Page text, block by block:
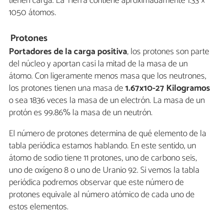
1050 átomos.
Protones
Portadores de la carga positiva, los protones son parte
del núcleo y aportan casi la mitad de la masa de un
átomo. Con ligeramente menos masa que los neutrones,
los protones tienen una masa de1.67x10-27 Kilogramos
o sea 1836 veces la masa de un electrón. La masa de un
protón es 99.86% la masa de un neutrón.
El número de protones determina de qué elemento de la
tabla periódica estamos hablando. En este sentido, un
átomo de sodio tiene 11 protones, uno de carbono seis,
uno de oxígeno 8 o uno de Uranio 92. Si vemos la tabla
periódica podremos observar que este número de
protones equivale al número atómico de cada uno de
estos elementos.